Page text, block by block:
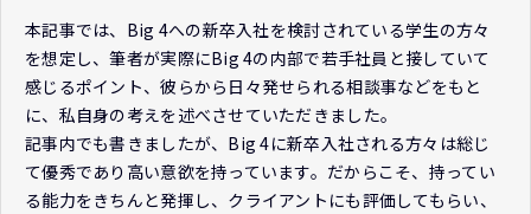
本記事では、Big 4への新卒入社を検討されている学生の方々
を想定し、筆者が実際にBig 4の内部で若手社員と接していて
感じるポイント、彼らから日々発せられる相談事などをもと
に、私自身の考えを述べさせていただきました。
記事内でも書きましたが、Big 4に新卒入社される方々は総じ
て優秀であり高い意欲を持っています。だからこそ、持ってい
る能力をきちんと発揮し、クライアントにも評価してもらい、